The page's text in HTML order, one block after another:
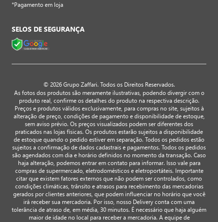
*Pagamento em loja
SELOS DE SEGURANÇA
© 2026 Grupo Zaffari. Todos os Direitos Reservados.
As fotos dos produtos são meramente ilustrativas, podendo divergir com o
produto real, confirme os detalhes do produto na respectiva descrição.
Preços e produtos válidos exclusivamente, para compras no site, sujeitos à
alteração de preço, condições de pagamento e disponibilidade de estoque,
sem aviso prévio. Os preços visualizados podem ser diferentes dos
praticados nas lojas físicas. Os produtos estarão sujeitos a disponibilidade
de estoque quando o pedido estiver em separação. Todos os pedidos estão
sujeitos a confirmação de dados cadastrais e pagamentos. Todos os pedidos
são agendados com dia e horário definidos no momento da transação. Caso
haja alteração, podemos entrar em contato para informar. Isso vale para
compras de supermercado, eletrodomésticos e eletroportáteis. Importante
citar que existem fatores externos que não podem ser controlados, como
condições climáticas, trânsito e atrasos para recebimento das mercadorias
gerados por clientes anteriores, que podem influenciar no horário que você
irá receber sua mercadoria. Por isso, nosso Delivery conta com uma
tolerância de atraso de, em média, 30 minutos. É necessário que haja alguém
maior de idade no local para receber a mercadoria. A equipe de